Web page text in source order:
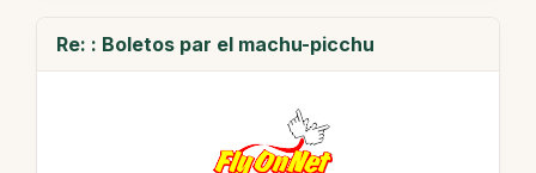
Re: : Boletos par el machu-picchu